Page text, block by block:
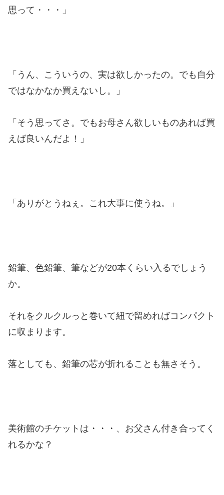
思って・・・」
「うん、こういうの、実は欲しかったの。でも自分
ではなかなか買えないし。」
「そう思ってさ。でもお母さん欲しいものあれば買
えば良いんだよ！」
「ありがとうねぇ。これ大事に使うね。」
鉛筆、色鉛筆、筆などが20本くらい入るでしょう
か。
それをクルクルっと巻いて紐で留めればコンパクト
に収まります。
落としても、鉛筆の芯が折れることも無さそう。
美術館のチケットは・・・、お父さん付き合ってく
れるかな？